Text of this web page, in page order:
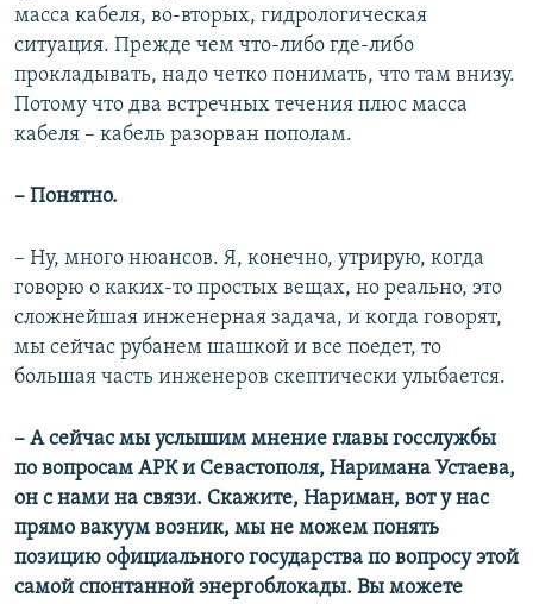
масса кабеля, во-вторых, гидрологическая
ситуация. Прежде чем что-либо где-либо
прокладывать, надо четко понимать, что там внизу.
Потому что два встречных течения плюс масса
кабеля – кабель разорван пополам.
– Понятно.
– Ну, много нюансов. Я, конечно, утрирую, когда
говорю о каких-то простых вещах, но реально, это
сложнейшая инженерная задача, и когда говорят,
мы сейчас рубанем шашкой и все поедет, то
большая часть инженеров скептически улыбается.
– А сейчас мы услышим мнение главы госслужбы
по вопросам АРК и Севастополя, Наримана Устаева,
он с нами на связи. Скажите, Нариман, вот у нас
прямо вакуум возник, мы не можем понять
позицию официального государства по вопросу этой
самой спонтанной энергоблокады. Вы можете